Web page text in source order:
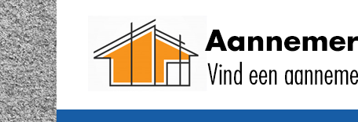
Spring
naar
de
inhoud